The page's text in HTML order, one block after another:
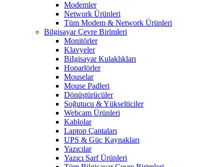
Modemler
Network Ürünleri
Tüm Modem & Network Ürünleri
Bilgisayar Çevre Birimleri
Monitörler
Klavyeler
BiIgisayar Kulaklıkları
Hoparlörler
Mouselar
Mouse Padleri
Dönüştürücüler
Soğutucu & Yükselticiler
Webcam Ürünleri
Kablolar
Laptop Çantaları
UPS & Güç Kaynakları
Yazıcılar
Yazıcı Sarf Ürünleri